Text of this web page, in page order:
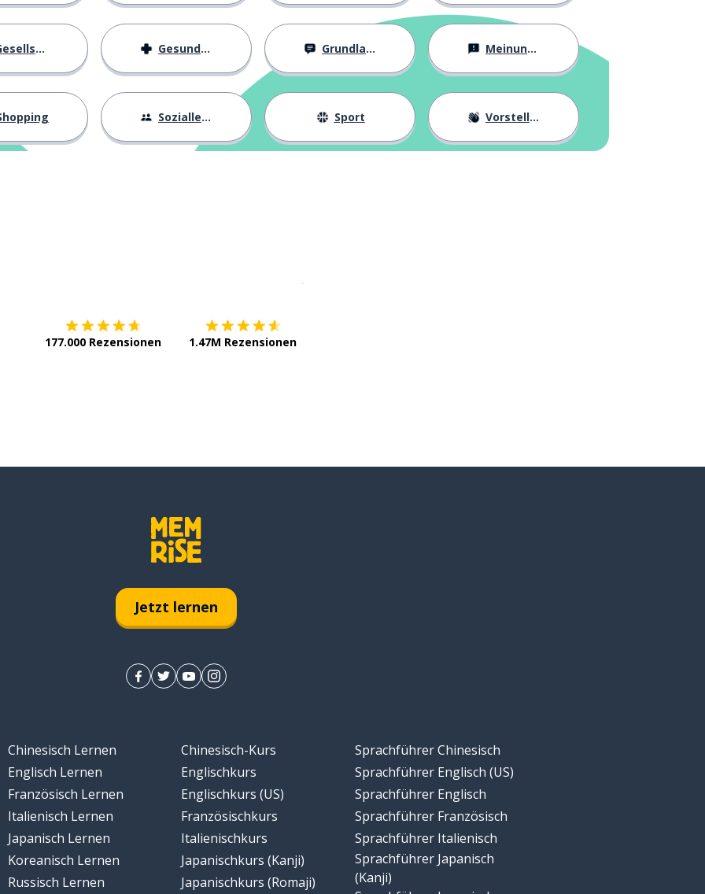
Gesundheit Grundlagen Meinungen
Sozialleben Sport Vorstellung
177.000 Rezensionen 1.47M Rezensionen
Jetzt lernen
Chinesisch Lernen
Englisch Lernen
Französisch Lernen
Italienisch Lernen
Japanisch Lernen
Koreanisch Lernen
Russisch Lernen
Chinesisch-Kurs
Englischkurs
Englischkurs (US)
Französischkurs
Italienischkurs
Japanischkurs (Kanji)
Japanischkurs (Romaji)
Sprachführer Chinesisch
Sprachführer Englisch (US)
Sprachführer Englisch
Sprachführer Französisch
Sprachführer Italienisch
Sprachführer Japanisch
(Kanji)